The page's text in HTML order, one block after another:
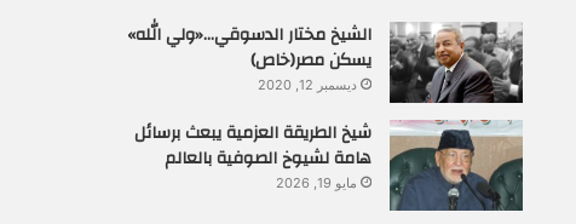
الشيخ مختار الدسوقي…«ولي الله»
يسكن مصر(خاص)
ديسمبر 12, 2020
شيخ الطريقة العزمية يبعث برسائل
هامة لشيوخ الصوفية بالعالم
مايو 19, 2026